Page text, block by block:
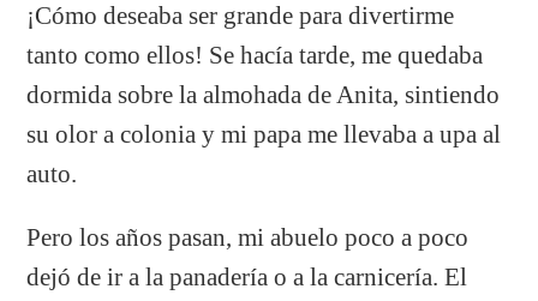
¡Cómo deseaba ser grande para divertirme
tanto como ellos! Se hacía tarde, me quedaba
dormida sobre la almohada de Anita, sintiendo
su olor a colonia y mi papa me llevaba a upa al
auto.
Pero los años pasan, mi abuelo poco a poco
dejó de ir a la panadería o a la carnicería. El